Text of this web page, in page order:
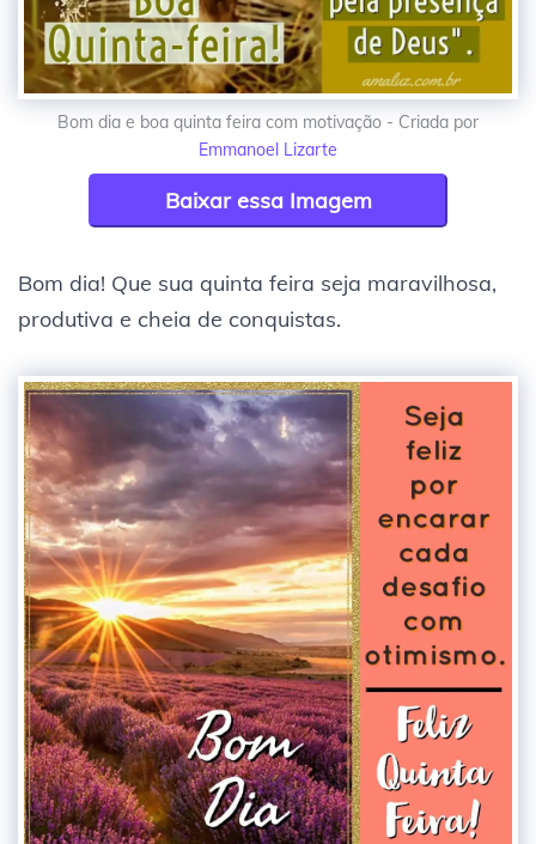
Bom dia e boa quinta feira com motivação - Criada por
Emmanoel Lizarte
Baixar essa Imagem
Bom dia! Que sua quinta feira seja maravilhosa,
produtiva e cheia de conquistas.